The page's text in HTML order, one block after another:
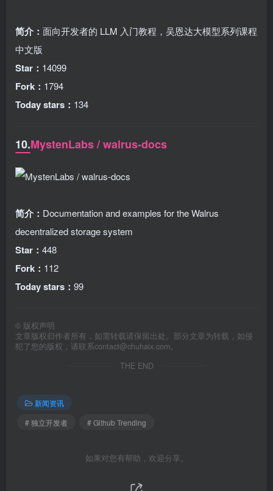
简介： 面向开发者的 LLM 入门教程，吴恩达大模型系列课程
中文版
Star： 14099
Fork： 1794
Today stars： 134
10.MystenLabs / walrus-docs
简介： Documentation and examples for the Walrus
decentralized storage system
Star： 448
Fork： 112
Today stars： 99
© 版权声明
文章版权归作者所有，如需转载请保留出处。部分文章为转载，如侵
犯了您的版权，请联系contact@chuhaix.com。
THE END
新闻资讯
# 独立开发者
# Github Trending
如果对您有帮助，欢迎分享。